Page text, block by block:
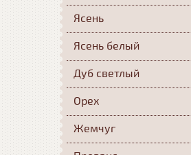
Ясень
Ясень белый
Дуб светлый
Орех
Жемчуг